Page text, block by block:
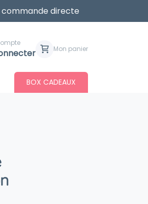
directe
Mon panier
BOX CADEAUX